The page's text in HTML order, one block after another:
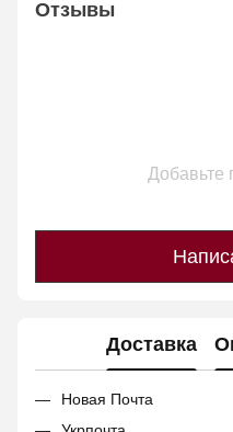
Отзывы
Добавьте
Доставка
Новая Почта